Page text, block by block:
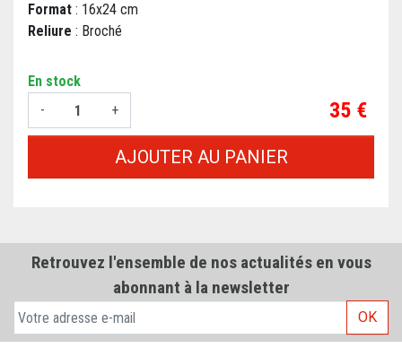
Format : 16x24 cm
Reliure : Broché
En stock
-
+ Prix
35 €
AJOUTER AU PANIER
Retrouvez l'ensemble de nos actualités en vous
abonnant à la newsletter
OK